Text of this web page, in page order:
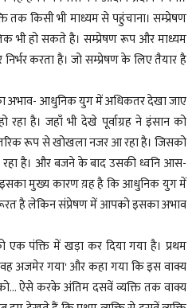
तक किसी भी माध्यम से पहुंचाना। सम्प्रेषण
भी हो सकते है। सम्प्रेषण रूप और माध्यम
निर्भर करता है। जो सम्प्रेषण के लिए तैयार है
अभाव- आधुनिक युग में अधिकतर देखा जाए
रहा है। जहाँ भी देखे पूर्वाग्रह ने इंसान को
रूप से खोखला नजर आ रहा है। जिसको
रहा है। और बजने के बाद उसकी ध्वनि आस-
इसका मुख्य कारण य़ह है कि आधुनिक युग में
है लेकिन संप्रेषण में आपको इसका अभाव
एक पंक्ति में खड़ा कर दिया गया है। प्रथम
`वह अजमेर गया' और कहा गया कि इस वाक्य
ऐसे करके अंतिम दसवें व्यक्ति तक वाक्य